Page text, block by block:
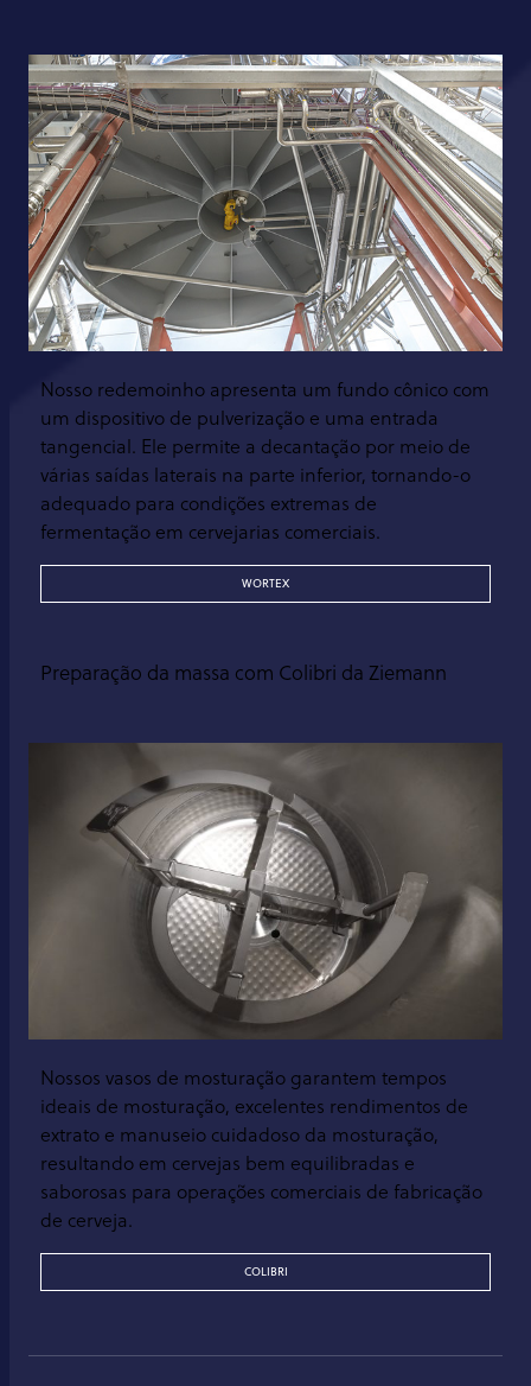
Nosso redemoinho apresenta um fundo cônico com
um dispositivo de pulverização e uma entrada
tangencial. Ele permite a decantação por meio de
várias saídas laterais na parte inferior, tornando-o
adequado para condições extremas de
fermentação em cervejarias comerciais.
WORTEX
Preparação da massa com Colibri da Ziemann
Nossos vasos de mosturação garantem tempos
ideais de mosturação, excelentes rendimentos de
extrato e manuseio cuidadoso da mosturação,
resultando em cervejas bem equilibradas e
saborosas para operações comerciais de fabricação
de cerveja.
COLIBRI